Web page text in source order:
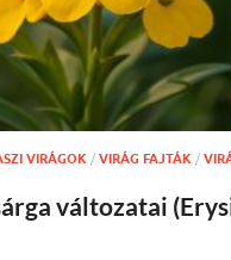
VIRÁGOK / VIRÁG FAJTÁK /
változatai